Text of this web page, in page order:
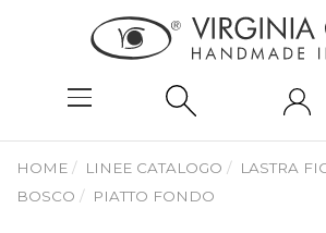
HOME LINEE CATALOGO
LASTRA
BOSCO
PIATTO FONDO